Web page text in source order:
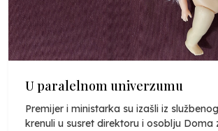
U paralelnom univerzumu
Premijer i ministarka su izašli iz
krenuli u susret direktoru i osoblju Doma